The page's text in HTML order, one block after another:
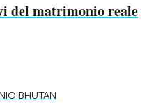
del matrimonio reale
BHUTAN